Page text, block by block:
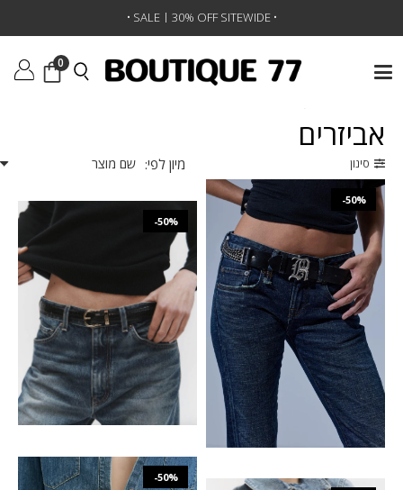
•
SALE | 30% OFF SITEWIDE
•
0
אביזרים
סינון מיון לפי:
-50%
₪ 2,381
₪1,191
O/S
-50%
₪753
₪1,505
80 85 90
-50%